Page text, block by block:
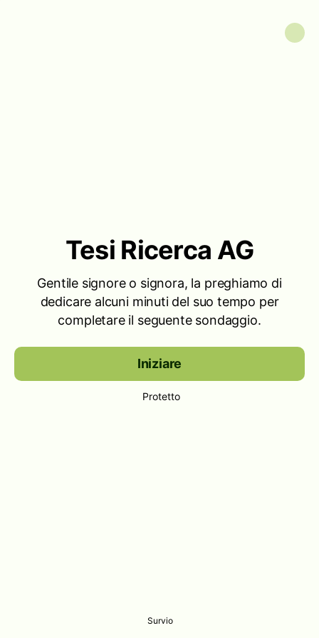
Tesi Ricerca AG
Gentile signore o signora, la preghiamo di
dedicare alcuni minuti del suo tempo per
completare il seguente sondaggio.
Iniziare
Protetto
Survio